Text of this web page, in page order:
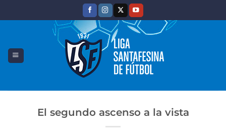
El segundo ascenso a la vista